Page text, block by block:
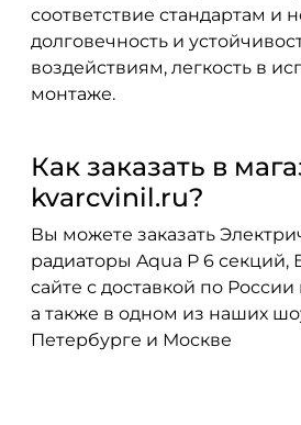
соответствие стандартам и
долговечность и
воздействиям, легкость в
монтаже.
Как заказать в
kvarcvinil.ru?
Вы можете заказать
радиаторы Aqua P 6 секций,
сайте с доставкой по
а также в одном из наших
Петербурге и Москве